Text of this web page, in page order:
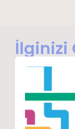
İlginizi